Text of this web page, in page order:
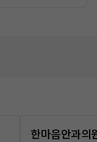
한마음안과의